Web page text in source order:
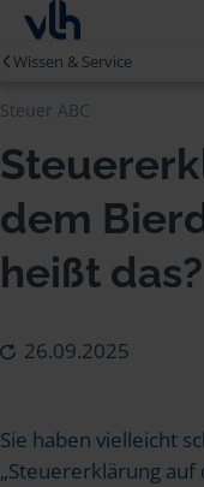
Wissen & Service
Steuer ABC
dem
heißt das?
26.09.2025
Sie haben vielleicht
„Steuererklärung